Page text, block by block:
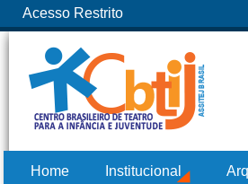
Acesso Restrito
Home Institucional